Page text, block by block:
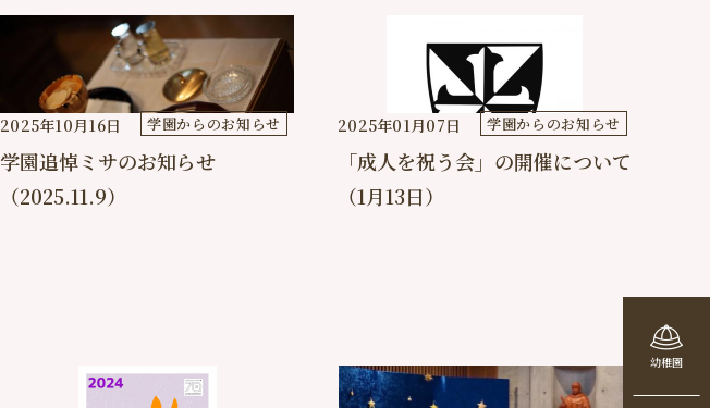
2025年10月16日 学園からのお知らせ
学園追悼ミサのお知らせ
（2025.11.9）
2025年01月07日 学園からのお知らせ
「成人を祝う会」の開催について
（1月13日）
幼稚園